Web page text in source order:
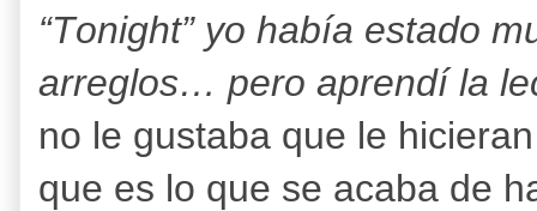
“Tonight” yo había estado
arreglos… pero aprendí la
no le gustaba que le
que es lo que se acaba de